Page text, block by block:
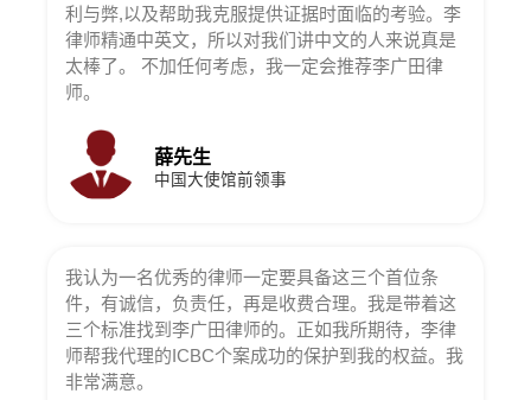
利与弊,以及帮助我克服提供证据时面临的考验。李
律师精通中英文，所以对我们讲中文的人来说真是
太棒了。 不加任何考虑，我一定会推荐李广田律
师。
薛先生
中国大使馆前领事
我认为一名优秀的律师一定要具备这三个首位条
件，有诚信，负责任，再是收费合理。我是带着这
三个标准找到李广田律师的。正如我所期待，李律
师帮我代理的ICBC个案成功的保护到我的权益。我
非常满意。